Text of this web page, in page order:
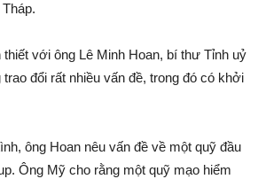
với ông Lê Minh Hoan, bí thư Tỉnh uỷ
đổi rất nhiều vấn đề, trong đó có khởi
ông Hoan nêu vấn đề về một quỹ đầu
Ông Mỹ cho rằng một quỹ mạo hiểm